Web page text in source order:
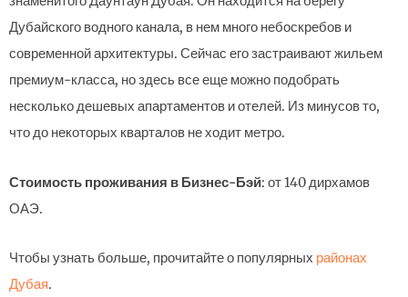
Дубайского водного канала, в нем много небоскребов и
современной архитектуры. Сейчас его застраивают жильем
премиум-класса, но здесь все еще можно подобрать
несколько дешевых апартаментов и отелей. Из минусов то,
что до некоторых кварталов не ходит метро.
Стоимость проживания в Бизнес-Бэй: от 140 дирхамов
ОАЭ.
Чтобы узнать больше, прочитайте о популярных районах
Дубая.